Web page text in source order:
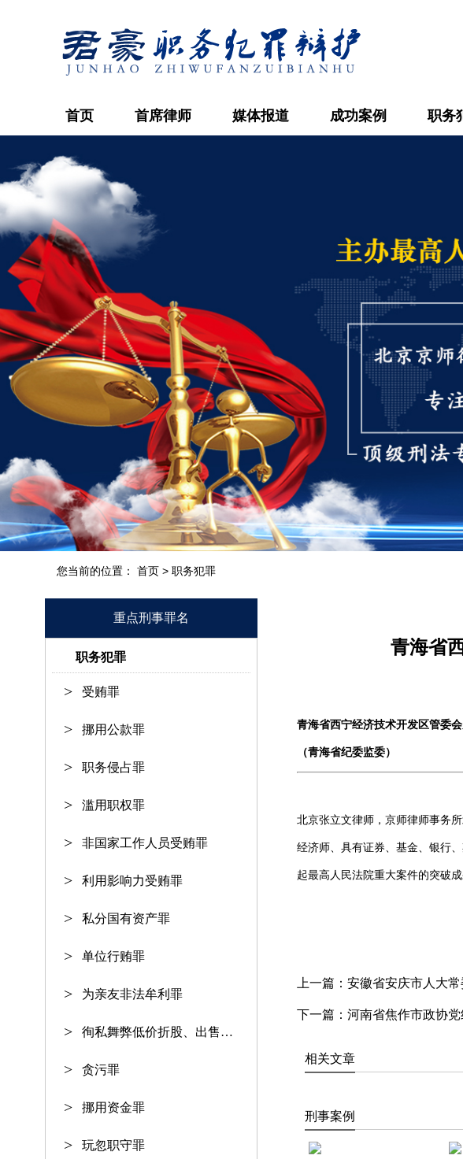
首页 首席律师 媒体报道 成功案例 职务
您当前的位置： 首页 > 职务犯罪
重点刑事罪名
职务犯罪
受贿罪
挪用公款罪
职务侵占罪
滥用职权罪
非国家工作人员受贿罪
利用影响力受贿罪
私分国有资产罪
单位行贿罪
为亲友非法牟利罪
徇私舞弊低价折股、出售国有资产
贪污罪
挪用资金罪
玩忽职守罪
青海省
青海省西宁经济技术开发区管委
（青海省纪委监委）
北京张立文律师，京师律师事务
经济师、具有证券、基金、银行
起最高人民法院重大案件的突破
上一篇： 安徽省安庆市人大
下一篇： 河南省焦作市政协
相关文章
刑事案例